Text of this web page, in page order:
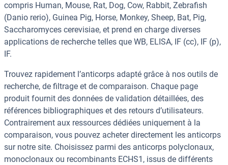
compris Human, Mouse, Rat, Dog, Cow, Rabbit, Zebrafish
(Danio rerio), Guinea Pig, Horse, Monkey, Sheep, Bat, Pig,
Saccharomyces cerevisiae, et prend en charge diverses
applications de recherche telles que WB, ELISA, IF (cc), IF (p),
IF.
Trouvez rapidement l’anticorps adapté grâce à nos outils de
recherche, de filtrage et de comparaison. Chaque page
produit fournit des données de validation détaillées, des
références bibliographiques et des retours d’utilisateurs.
Contrairement aux ressources dédiées uniquement à la
comparaison, vous pouvez acheter directement les anticorps
sur notre site. Choisissez parmi des anticorps polyclonaux,
monoclonaux ou recombinants ECHS1, issus de différents